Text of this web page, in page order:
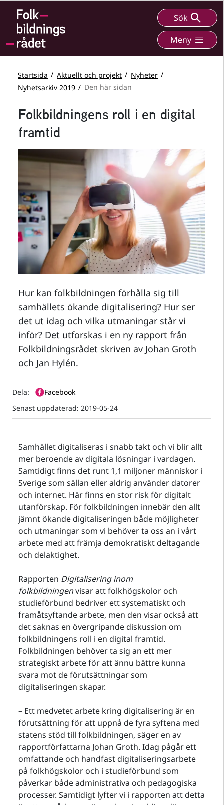
Sök
Meny
Startsida Aktuellt och projekt
Nyheter
Nyhetsarkiv 2019
Den här sidan
Folkbildningens roll i en digital
framtid
Hur kan folkbildningen förhålla sig till
samhällets ökande digitalisering? Hur ser
det ut idag och vilka utmaningar står vi
inför? Det utforskas i en ny rapport från
Folkbildningsrådet skriven av Johan Groth
och Jan Hylén.
Dela:
Facebook
Senast uppdaterad: 2019-05-24
Samhället digitaliseras i snabb takt och vi blir allt
mer beroende av digitala lösningar i vardagen.
Samtidigt finns det runt 1,1 miljoner människor i
Sverige som sällan eller aldrig använder datorer
och internet. Här finns en stor risk för digitalt
utanförskap. För folkbildningen innebär den allt
jämnt ökande digitaliseringen både möjligheter
och utmaningar som vi behöver ta oss an i vårt
arbete med att främja demokratiskt deltagande
och delaktighet.
Rapporten Digitalisering inom
folkbildningenvisar att folkhögskolor och
studieförbund bedriver ett systematiskt och
framåtsyftande arbete, men den visar också att
det saknas en övergripande diskussion om
folkbildningens roll i en digital framtid.
Folkbildningen behöver ta sig an ett mer
strategiskt arbete för att ännu bättre kunna
svara mot de förutsättningar som
digitaliseringen skapar.
– Ett medvetet arbete kring digitalisering är en
förutsättning för att uppnå de fyra syftena med
statens stöd till folkbildningen, säger en av
rapportförfattarna Johan Groth. Idag pågår ett
omfattande och handfast digitaliseringsarbete
på folkhögskolor och i studieförbund som
påverkar både administrativa och pedagogiska
processer. Samtidigt lyfter vi i rapporten att detta